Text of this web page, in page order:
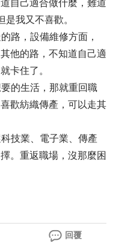
自己適合做什麼，難道
我又不喜歡。
路，設備維修方面，
他的路，不知道自己適
卡住了。
的生活，那就重回職
歡紡織傳產，可以走其
技業、電子業、傳產
。重返職場，沒那麼困
回覆